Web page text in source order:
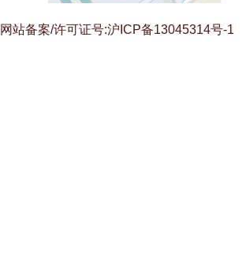
网站备案/许可证号:沪ICP备13045314号-1